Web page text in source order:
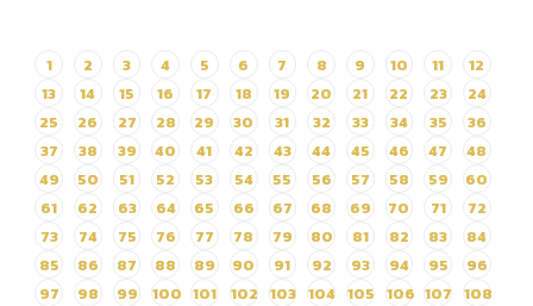
ไฟฟ้าที่ 1 ด้วยวิธีประกวดราคา
อิเล็กทรอนิกส์ (e-bidding)
1 2 3 4 5 6 7 8 9 10 11
12
13
14 15 16 17 18 19 20 21 22 23
24
25
26 27 28 29 30 31 32 33 34 35
36
37
38 39 40 41 42 43 44 45 46 47
48
49
50 51 52 53 54 55 56 57 58 59
60
61
62 63 64 65 66 67 68 69 70 71
72
73
74 75 76 77 78 79 80 81 82 83
84
85
86 87 88 89 90 91 92 93 94 95
96
97
98 99 100 101 102 103 104 105 106 107 108